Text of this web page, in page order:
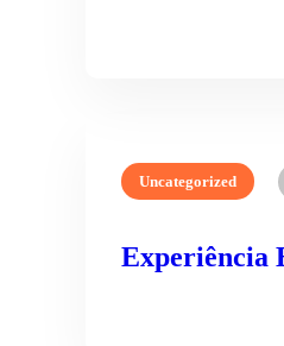
Uncategorized
Experiência